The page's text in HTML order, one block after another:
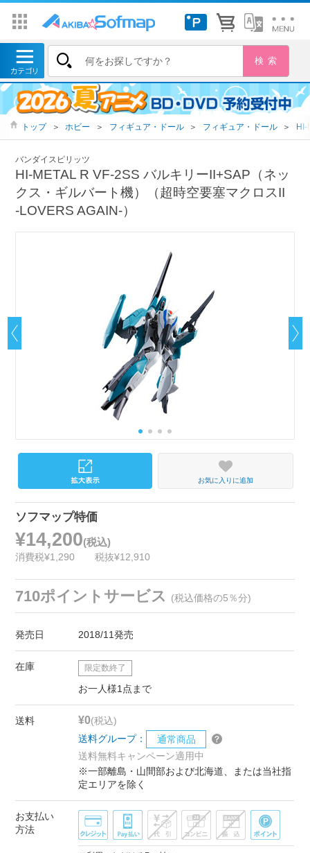
トップ ＞ ホビー ＞ フィギュア・ドール ＞ フィギュア・ドール ＞ HI-
バンダイスピリッツ
HI-METAL R VF-2SS バルキリーII+SAP（ネッ
クス・ギルバート機）（超時空要塞マクロスII
‐LOVERS AGAIN-）
お気に入りに追加
ソフマップ特価
¥14,200(税込)
消費税¥1,290 税抜¥12,910
710ポイントサービス (税込価格の5％分)
発売日 2018/11発売
在庫 限定数終了
お一人様1点まで
送料 ¥0(税込)
送料グループ：
通常商品
送料無料キャンペーン適用中
※一部離島・山間部および北海道、または当社指
定エリアを除く
お支払い
方法